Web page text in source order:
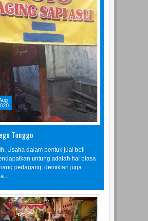
Tonggo
Usaha dalam bentuk jual beli
untung adalah hal biasa
pedagang, demikian juga